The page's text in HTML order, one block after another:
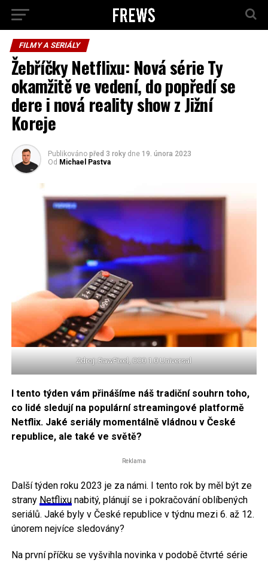
FILMY A SERIÁLY
Žebříčky Netflixu: Nová série Ty
okamžitě ve vedení, do popředí se
dere i nová reality show z Jižní
Koreje
Publikováno před 3 roky dne 19. února 2023
Od Michael Pastva
Zdroj: RawPixel, CC0 1.0 Universal
I tento týden vám přinášíme náš tradiční souhrn toho,
co lidé sledují na populární streamingové platformě
Netflix. Jaké seriály momentálně vládnou v České
republice, ale také ve světě?
Reklama
Další týden roku 2023 je za námi. I tento rok by měl být ze
strany Netflixunabitý, plánují se i pokračování oblíbených
seriálů. Jaké byly v České republice v týdnu mezi 6. až 12.
únorem nejvíce sledovány?
Na první příčku se vyšvihla novinka v podobě čtvrté série